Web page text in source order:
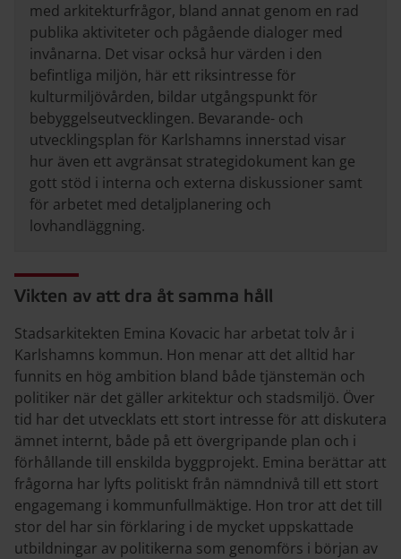
med arkitekturfrågor, bland annat genom en rad
publika aktiviteter och pågående dialoger med
invånarna. Det visar också hur värden i den
befintliga miljön, här ett riksintresse för
kulturmiljövården, bildar utgångspunkt för
bebyggelseutvecklingen. Bevarande- och
utvecklingsplan för Karlshamns innerstad visar
hur även ett avgränsat strategidokument kan ge
gott stöd i interna och externa diskussioner samt
för arbetet med detaljplanering och
lovhandläggning.
Vikten av att dra åt samma håll
Stadsarkitekten Emina Kovacic har arbetat tolv år i
Karlshamns kommun. Hon menar att det alltid har
funnits en hög ambition bland både tjänstemän och
politiker när det gäller arkitektur och stadsmiljö. Över
tid har det utvecklats ett stort intresse för att diskutera
ämnet internt, både på ett övergripande plan och i
förhållande till enskilda byggprojekt. Emina berättar att
frågorna har lyfts politiskt från nämndnivå till ett stort
engagemang i kommunfullmäktige. Hon tror att det till
stor del har sin förklaring i de mycket uppskattade
utbildningar av politikerna som genomförs i början av